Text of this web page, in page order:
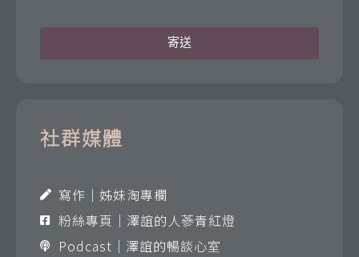
寄送
社群媒體
寫作｜姊妹淘專欄
粉絲專頁｜澤誼的人蔘青紅燈
Podcast｜澤誼的暢談心室